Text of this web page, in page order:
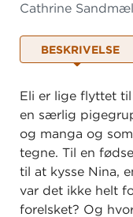
Cathrine Sandmæl
BESKRIVELSE
Eli er lige flyttet
en særlig
og manga og
tegne. Til en
til at kysse Nina,
var det ikke helt
forelsket? Og